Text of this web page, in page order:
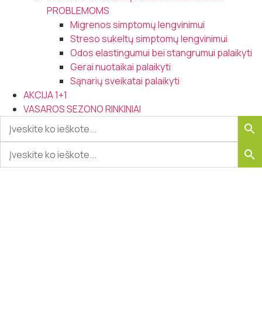
PROBLEMOMS
Migrenos simptomų lengvinimui
Streso sukeltų simptomų lengvinimui
Odos elastingumui bei stangrumui palaikyti
Gerai nuotaikai palaikyti
Sąnarių sveikatai palaikyti
AKCIJA 1+1
VASAROS SEZONO RINKINIAI